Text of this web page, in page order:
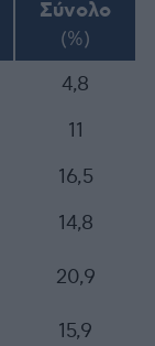
Σύνολο
(%)
4,8
11
16,5
14,8
20,9
15,9